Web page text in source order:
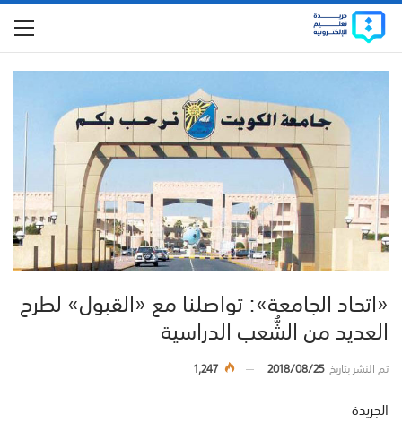
«اتحاد الجامعة»: تواصلنا مع «القبول» لطرح
العديد من الشُّعب الدراسية
تم النشر بتاريخ2018/08/25
1,247
الجريدة